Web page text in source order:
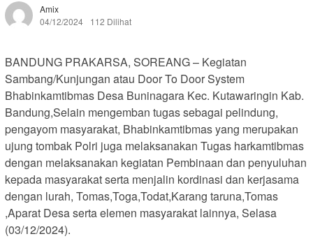
Amix
04/12/2024
112 Dilihat
BANDUNG PRAKARSA, SOREANG – Kegiatan
Sambang/Kunjungan atau Door To Door System
Bhabinkamtibmas Desa Buninagara Kec. Kutawaringin Kab.
Bandung,Selain mengemban tugas sebagai pelindung,
pengayom masyarakat, Bhabinkamtibmas yang merupakan
ujung tombak Polri juga melaksanakan Tugas harkamtibmas
dengan melaksanakan kegiatan Pembinaan dan penyuluhan
kepada masyarakat serta menjalin kordinasi dan kerjasama
dengan lurah, Tomas,Toga,Todat,Karang taruna,Tomas
,Aparat Desa serta elemen masyarakat lainnya, Selasa
(03/12/2024).